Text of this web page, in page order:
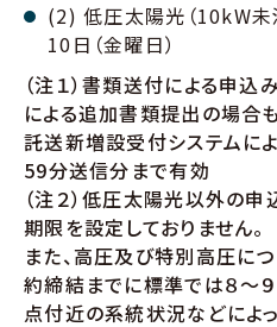
(2) 低圧太陽光（10kW未
10日（金曜日）
（注１）書類送付による申
による追加書類提出の場合も
託送新増設受付システムに
59分送信分まで有効
（注２）低圧太陽光以外の
期限を設定しておりません。
また、高圧及び特別高圧に
約締結までに標準では８～
点付近の系統状況などによ